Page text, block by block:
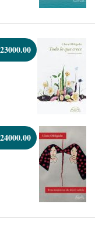
23000.00
24000.00